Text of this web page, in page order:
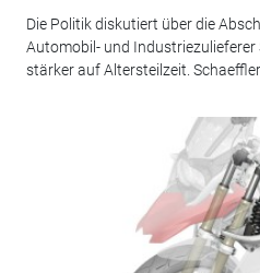
Die Politik diskutiert über die
Automobil- und Industriezulieferer
stärker auf Altersteilzeit. Schaeffler